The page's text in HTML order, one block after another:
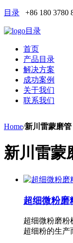
目录 +86 180 3780
目录
首页
产品目录
解决方案
成功案例
关于我们
联系我们
Home/新川雷蒙磨管
新川雷蒙
超细微粉磨
超细微粉磨粉
超细粉的生